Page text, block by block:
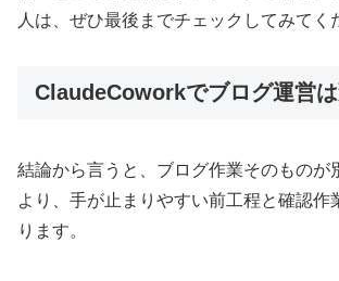
人は、ぜひ最後までチェックしてみてく
ClaudeCoworkでブログ運営
結論から言うと、ブログ作業そのものが
より、手が止まりやすい前工程と確認作
ります。